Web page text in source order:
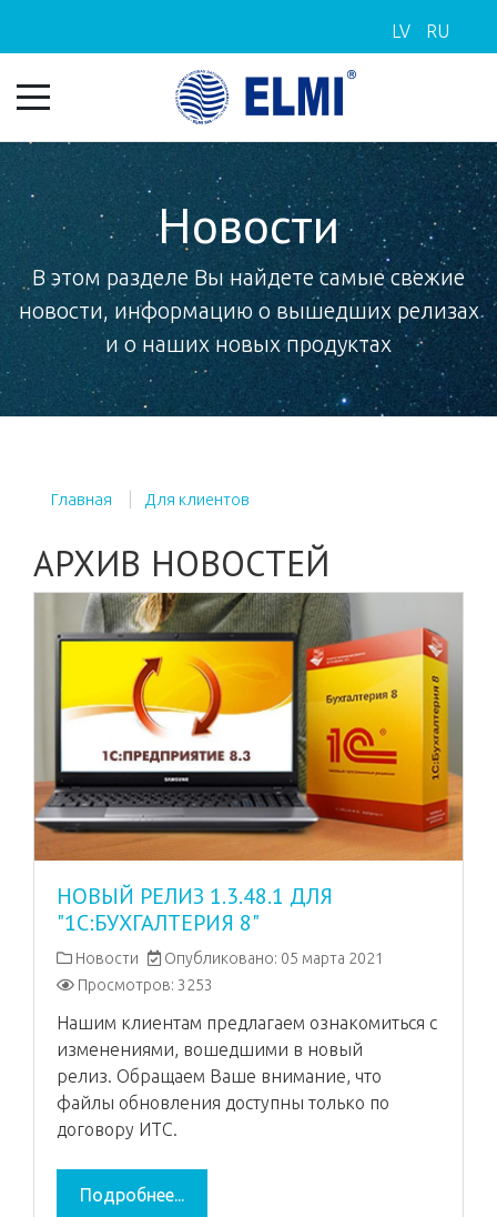
LV RU
Новости
В этом разделе Вы найдете самые свежие
новости, информацию о вышедших релизах
и о наших новых продуктах
Главная Для клиентов
АРХИВ НОВОСТЕЙ
НОВЫЙ РЕЛИЗ 1.3.48.1 ДЛЯ
"1С:БУХГАЛТЕРИЯ 8"
Новости
Опубликовано: 05 марта 2021
Просмотров: 3253
Нашим клиентам предлагаем ознакомиться с
изменениями, вошедшими в новый
релиз. Обращаем Ваше внимание, что
файлы обновления доступны только по
договору ИТС.
Подробнее...